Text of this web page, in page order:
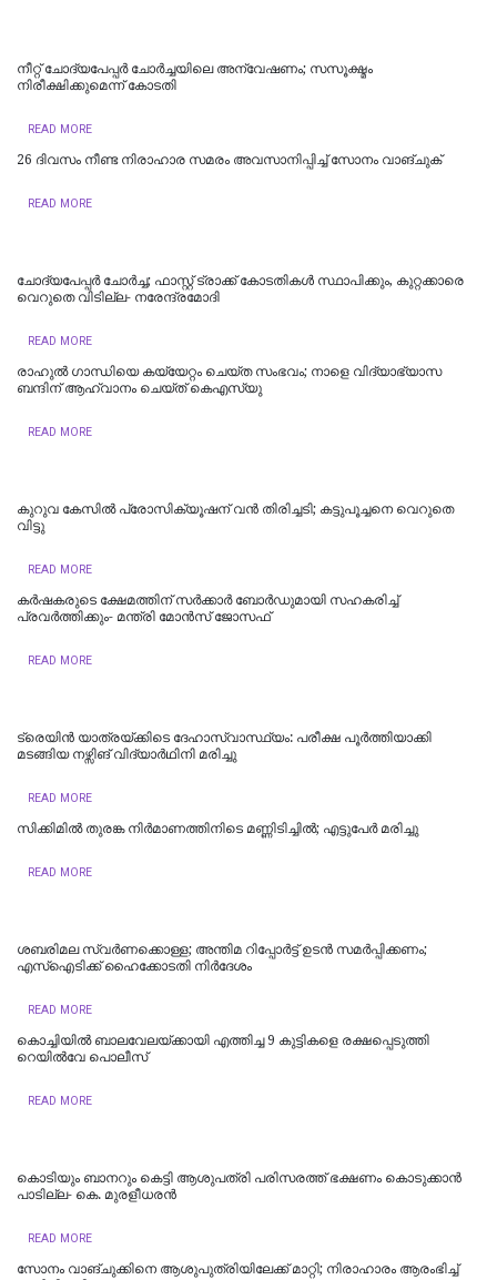
നീറ്റ് ചോദ്യപേപ്പര്‍ ചോര്‍ച്ചയിലെ അന്വേഷണം; സസൂക്ഷ്മം
നിരീക്ഷിക്കുമെന്ന് കോടതി
READ MORE
26 ദിവസം നീണ്ട നിരാഹാര സമരം അവസാനിപ്പിച്ച് സോനം വാങ്ചുക്
READ MORE
ചോദ്യപേപ്പർ ചോർച്ച; ഫാസ്റ്റ് ട്രാക്ക് കോടതികള്‍ സ്ഥാപിക്കും, കുറ്റക്കാരെ
വെറുതെ വിടില്ല- നരേന്ദ്രമോദി
READ MORE
രാഹുൽ ​ഗാന്ധിയെ കയ്യേറ്റം ചെയ്ത സംഭവം‌; നാളെ വിദ്യാഭ്യാസ
ബന്ദിന് ആഹ്വാനം ചെയ്ത് കെഎസ്‍യു
READ MORE
കുറുവ കേസിൽ പ്രോസിക്യൂഷന് വൻ തിരിച്ചടി; കട്ടുപൂച്ചനെ വെറുതെ
വിട്ടു
READ MORE
കർഷകരുടെ ക്ഷേമത്തിന് സർക്കാർ ബോർഡുമായി സഹകരിച്ച്
പ്രവർത്തിക്കും- മന്ത്രി മോൻസ് ജോസഫ്
READ MORE
ട്രെയിൻ യാത്രയ്ക്കിടെ ദേഹാസ്വാസ്ഥ്യം: പരീക്ഷ പൂർത്തിയാക്കി
മടങ്ങിയ നഴ്സിങ് വിദ്യാർഥിനി മരിച്ചു
READ MORE
സിക്കിമിൽ തുരങ്ക നിർമാണത്തിനിടെ മണ്ണിടിച്ചിൽ; എട്ടുപേർ മരിച്ചു
READ MORE
ശബരിമല സ്വര്‍ണക്കൊള്ള; അന്തിമ റിപ്പോര്‍ട്ട് ഉടന്‍ സമര്‍പ്പിക്കണം;
എസ്‌ഐടിക്ക് ഹൈക്കോടതി നിര്‍ദേശം
READ MORE
കൊച്ചിയില്‍ ബാലവേലയ്ക്കായി എത്തിച്ച 9 കുട്ടികളെ രക്ഷപ്പെടുത്തി
റെയില്‍വേ പൊലീസ്
READ MORE
കൊടിയും ബാനറും കെട്ടി ആശുപത്രി പരിസരത്ത് ഭക്ഷണം കൊടുക്കാൻ
പാടില്ല- കെ. മുരളീധരൻ
READ MORE
സോനം വാങ്ചുക്കിനെ ആശുപുത്രിയിലേക്ക് മാറ്റി; നിരാഹാരം ആരംഭിച്ച്